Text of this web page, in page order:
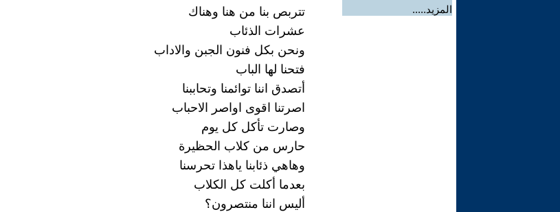
المزيد.....
تتربص بنا من هنا وهناك
عشرات الذئاب
ونحن بكل فنون الجبن والاداب
فتحنا لها الباب
أتصدق اننا توائمنا وتحاببنا
اصرتنا اقوى اواصر الاحباب
وصارت تأكل كل يوم
حارس من كلاب الحظيرة
وهاهي ذئابنا ياهذا تحرسنا
بعدما أكلت كل الكلاب
أليس اننا منتصرون؟